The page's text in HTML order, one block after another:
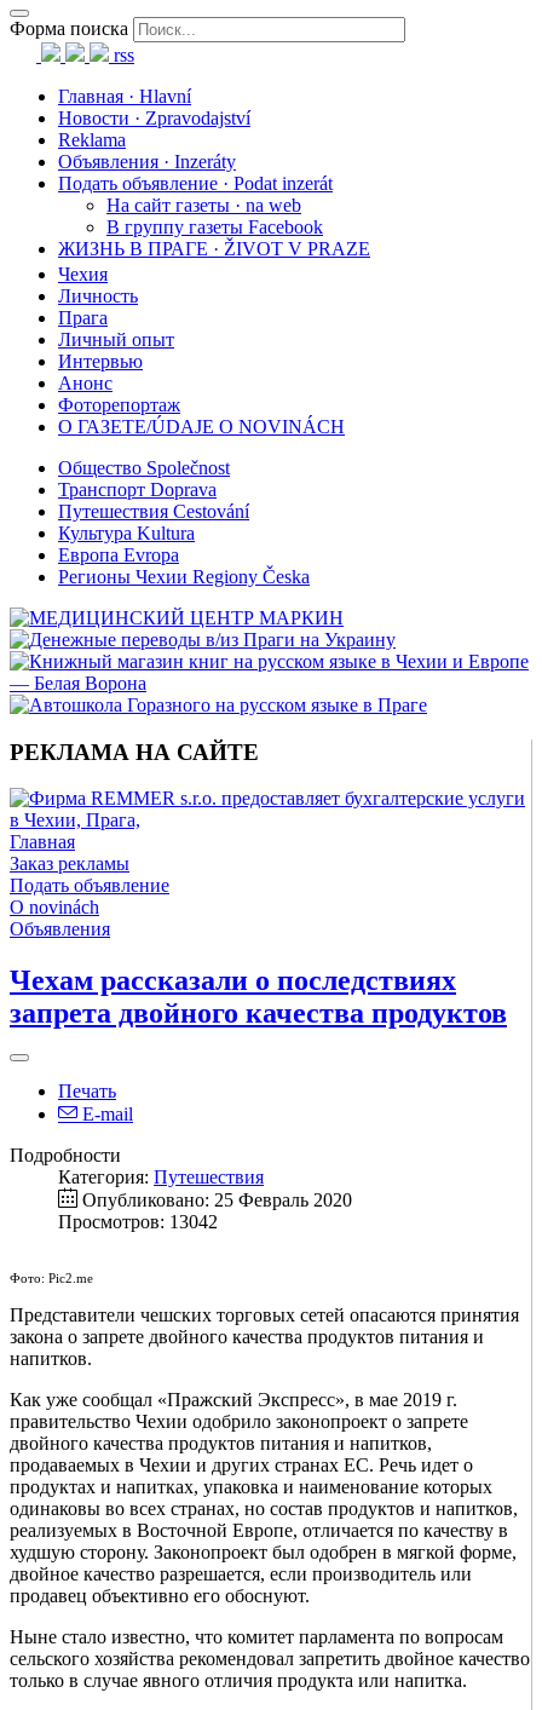
Форма поиска
rss
Главная · Hlavní
Новости · Zpravodajství
Reklama
Объявления · Inzeráty
Подать объявление · Podat inzerát
На сайт газеты · na web
В группу газеты Facebook
ЖИЗНЬ В ПРАГЕ · ŽIVOT V PRAZE
Чехия
Личность
Прага
Личный опыт
Интервью
Анонс
Фоторепортаж
О ГАЗЕТЕ/ÚDAJE O NOVINÁCH
Общество Společnost
Транспорт Doprava
Путешествия Cestování
Культура Kultura
Европа Evropa
Регионы Чехии Regiony Česka
РЕКЛАМА НА САЙТЕ
Главная
Заказ рекламы
Подать объявление
O novinách
Объявления
Чехам рассказали о последствиях
запрета двойного качества продуктов
Печать
E-mail
Подробности
Категория: Путешествия
Опубликовано: 25 Февраль 2020
Просмотров: 13042
Фото: Pic2.me
Представители чешских торговых сетей опасаются принятия
закона о запрете двойного качества продуктов питания и
напитков.
Как уже сообщал «Пражский Экспресс», в мае 2019 г.
правительство Чехии одобрило законопроект о запрете
двойного качества продуктов питания и напитков,
продаваемых в Чехии и других странах ЕС. Речь идет о
продуктах и напитках, упаковка и наименование которых
одинаковы во всех странах, но состав продуктов и напитков,
реализуемых в Восточной Европе, отличается по качеству в
худшую сторону. Законопроект был одобрен в мягкой форме,
двойное качество разрешается, если производитель или
продавец объективно его обоснуют.
Ныне стало известно, что комитет парламента по вопросам
сельского хозяйства рекомендовал запретить двойное качество
только в случае явного отличия продукта или напитка.